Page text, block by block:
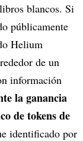
blancos. Si
públicamente
Helium
de un
información
la ganancia
de tokens de
identificado por